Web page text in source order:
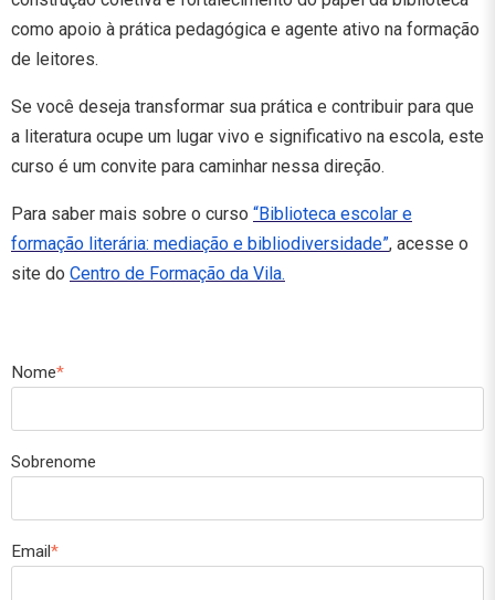
como apoio à prática pedagógica e agente ativo na formação
de leitores.
Se você deseja transformar sua prática e contribuir para que
a literatura ocupe um lugar vivo e significativo na escola, este
curso é um convite para caminhar nessa direção.
Para saber mais sobre o curso “Biblioteca escolar e
formação literária: mediação e bibliodiversidade”, acesse o
site do Centro de Formação da Vila.
Nome*
Sobrenome
Email*